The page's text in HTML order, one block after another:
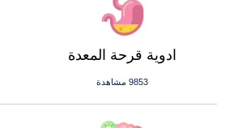
ادوية قرحة المعدة
9853 مشاهدة